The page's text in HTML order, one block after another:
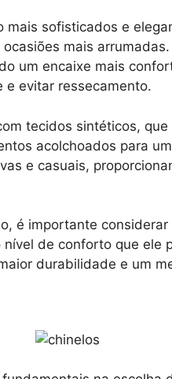
sofisticados e
mais
um encaixe mais
e evitar ressecamento.
tecidos sintéticos,
acolchoados para
e casuais,
é importante
de conforto que ele
durabilidade e um